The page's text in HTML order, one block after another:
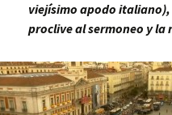
viejísimo apodo
proclive al sermoneo y la